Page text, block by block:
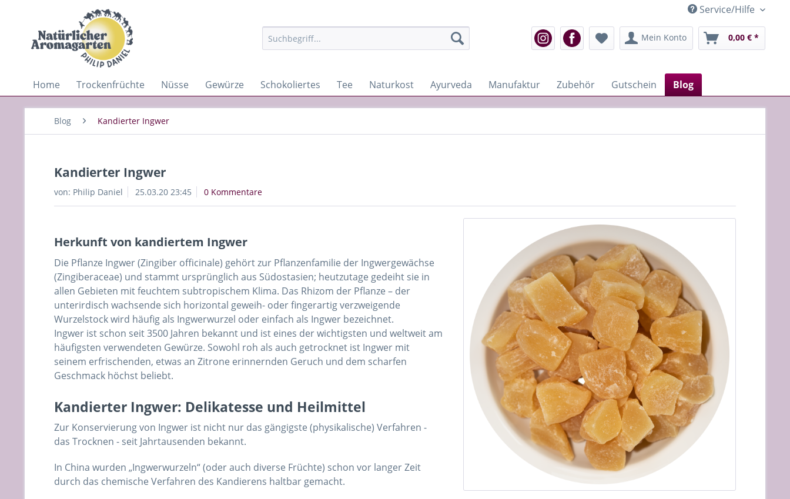
Service/Hilfe
Mein Konto 0,00 € *
Home Trockenfrüchte Nüsse Gewürze Schokoliertes Tee Naturkost Ayurveda Manufaktur Zubehör Gutschein Blog
Blog Kandierter Ingwer
Kandierter Ingwer
von: Philip Daniel 25.03.20 23:45 0 Kommentare
Herkunft von kandiertem Ingwer
Die Pflanze Ingwer (Zingiber officinale) gehört zur Pflanzenfamilie der Ingwergewächse
(Zingiberaceae) und stammt ursprünglich aus Südostasien; heutzutage gedeiht sie in
allen Gebieten mit feuchtem subtropischem Klima. Das Rhizom der Pflanze – der
unterirdisch wachsende sich horizontal geweih- oder fingerartig verzweigende
Wurzelstock wird häufig als Ingwerwurzel oder einfach als Ingwer bezeichnet.
Ingwer ist schon seit 3500 Jahren bekannt und ist eines der wichtigsten und weltweit am
häufigsten verwendeten Gewürze. Sowohl roh als auch getrocknet ist Ingwer mit
seinem erfrischenden, etwas an Zitrone erinnernden Geruch und dem scharfen
Geschmack höchst beliebt.
Kandierter Ingwer: Delikatesse und Heilmittel
Zur Konservierung von Ingwer ist nicht nur das gängigste (physikalische) Verfahren -
das Trocknen - seit Jahrtausenden bekannt.
In China wurden „Ingwerwurzeln“ (oder auch diverse Früchte) schon vor langer Zeit
durch das chemische Verfahren des Kandierens haltbar gemacht.